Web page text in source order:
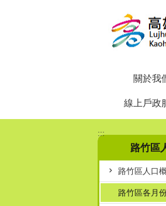
關於我
線上戶政
:::
路竹區
路竹區人口
路竹區各月